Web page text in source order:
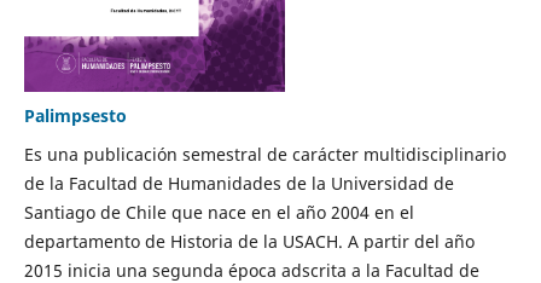
Palimpsesto
Es una publicación semestral de carácter multidisciplinario
de la Facultad de Humanidades de la Universidad de
Santiago de Chile que nace en el año 2004 en el
departamento de Historia de la USACH. A partir del año
2015 inicia una segunda época adscrita a la Facultad de